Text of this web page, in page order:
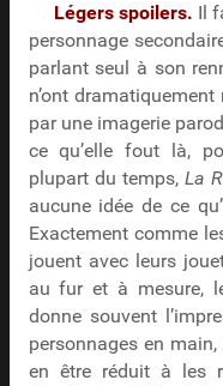
Légers spoilers. Il
personnage
parlant seul à son
n’ont
par une imagerie
ce qu’elle fout là,
plupart du temps, La
aucune idée de ce
Exactement comme
jouent avec leurs
au fur et à mesure,
donne souvent
personnages en
en être réduit à les